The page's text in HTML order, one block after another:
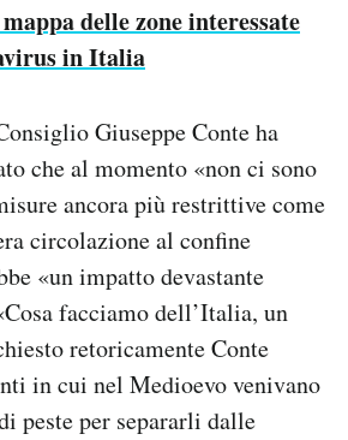
delle zone interessate
in Italia
Giuseppe Conte ha
che al momento «non ci sono
ancora più restrittive come
circolazione al confine
«un impatto devastante
facciamo dell’Italia, un
retoricamente Conte
in cui nel Medioevo venivano
peste per separarli dalle